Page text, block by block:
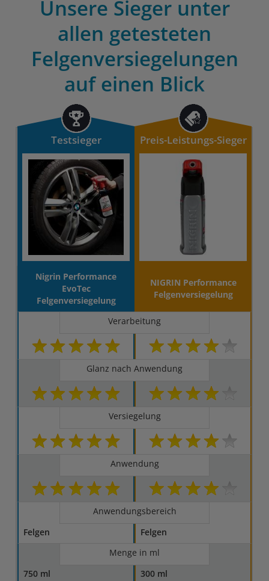
Unsere Sieger unter
allen getesteten
Felgenversiegelungen
auf einen Blick
Testsieger Preis-Leistungs-Sieger
Nigrin Performance
EvoTec
Felgenversiegelung
NIGRIN Performance
Felgenversiegelung
Verarbeitung
Glanz nach Anwendung
Versiegelung
Anwendung
Anwendungsbereich
Felgen
Felgen
Menge in ml
750 ml
300 ml